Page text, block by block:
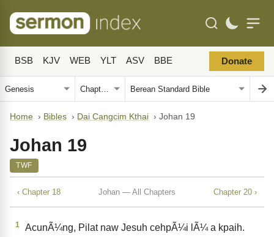
BSB KJV WEB YLT ASV BBE Donate
Home › Bibles › Dai Cangcim Kthai › Johan 19
Johan 19
TWF
‹ Chapter 18 Johan — All Chapters Chapter 20 ›
1 AcunÃ¼ng, Pilat naw Jesuh cehpÃ¼i lÃ¼ a kpaih.